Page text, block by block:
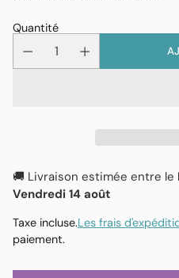
Quantité
🚚 Livraison estimée entre le
Vendredi 14 août
Taxe incluse.Les frais
paiement.